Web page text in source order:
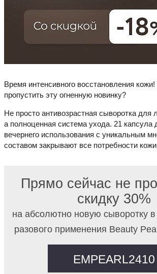
Время интенсивного восстановления
пропустить эту огненную новинку?
Не просто антивозрастная сыворотка для
а полноценная система ухода. 21 капсула
вечернего использования с уникальным
составом закрывают все потребности
Прямо сейчас не
скидку 30%
на абсолютно новую сыворотку
разового применения Beauty
EMPEARL2410